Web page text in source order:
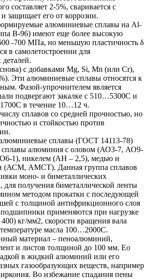
составляет 2-5%, сваривается с
защищает его от коррозии.
алюминиевые сплавы на Al-
В-96) имеют еще более высокую
-700 МПа, но меньшую пластичность δ
в самолетостроении для
с добавками Mg, Si, Mn (или Cr),
Эти алюминиевые сплавы относятся к
Фазой-упрочнителем является
подвергают закалке с 510…5300С и
в течение 10…12 ч.
сплавов со средней прочностью, но
и стойкостью против
сплавы (ГОСТ 14113-78)
сплавы алюминия с оловом (АО3-7, АО9-
1), никелем (АН – 2,5), медью и
(АСМ, АМСТ). Данная группа сплавов
моно- и биметаллических
для получения биметаллической ленты
методом прокатки с последующей
с толщиной антифрикционного слоя
применяются при нагрузке
кг/мм2, скорости вращения вала
масла 100…2000С.
материал – пеноалюминий,
и листов толщиной до 100 мм. Ео
в жидкий алюминий или его
газообразующих веществ, например
Во избежание спадания пены